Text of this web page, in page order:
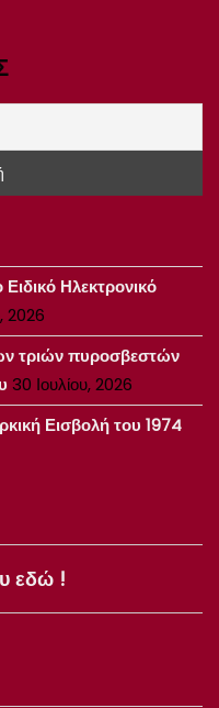
Ηλεκτρονικό
2026
τριών πυροσβεστών
30 Ιουλίου, 2026
Εισβολή του 1974
εδώ !